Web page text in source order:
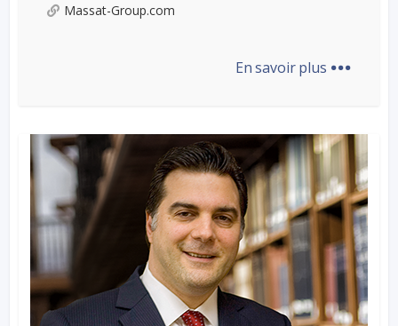
Massat-Group.com
En savoir plus ...